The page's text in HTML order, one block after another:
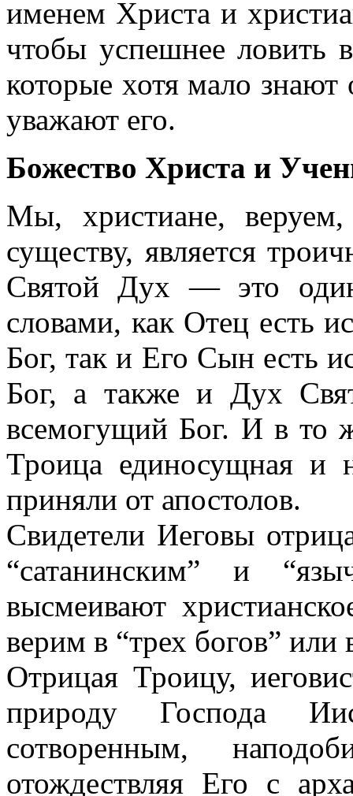
именем Христа и
чтобы успешнее ловить
которые хотя мало
уважают его.
Божество Христа и
Мы, христиане,
существу, является
Святой Дух — это
словами, как Отец есть
Бог, так и Его Сын есть
Бог, а также и Дух
всемогущий Бог. И в то
Троица единосущная и
приняли от апостолов.
Свидетели Иеговы
“сатанинским” и
высмеивают
верим в “трех богов” или
Отрицая Троицу,
природу Господа
сотворенным,
отождествляя Его с